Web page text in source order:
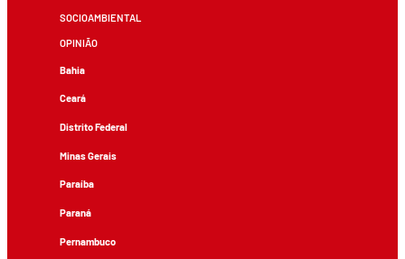
SOCIOAMBIENTAL
OPINIÃO
Bahia
Ceará
Distrito Federal
Minas Gerais
Paraíba
Paraná
Pernambuco